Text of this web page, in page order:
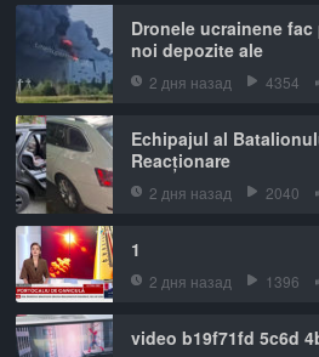
Dronele ucrainene
noi depozite ale
2 дня назад 4354
Echipajul al
Reacționare
2 дня назад 2040
1
2 дня назад 1396
video b19f71fd 5c6d